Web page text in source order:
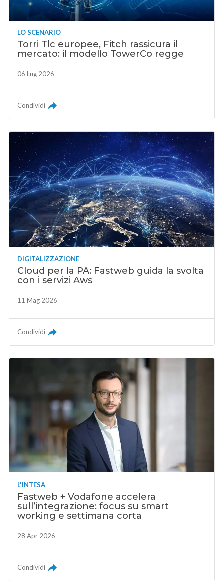
LO SCENARIO
Torri Tlc europee, Fitch rassicura il
mercato: il modello TowerCo regge
06 Lug 2026
Condividi
DIGITALIZZAZIONE
Cloud per la PA: Fastweb guida la svolta
con i servizi Aws
11 Mag 2026
Condividi
L'INTESA
Fastweb + Vodafone accelera
sull’integrazione: focus su smart
working e settimana corta
28 Apr 2026
Condividi